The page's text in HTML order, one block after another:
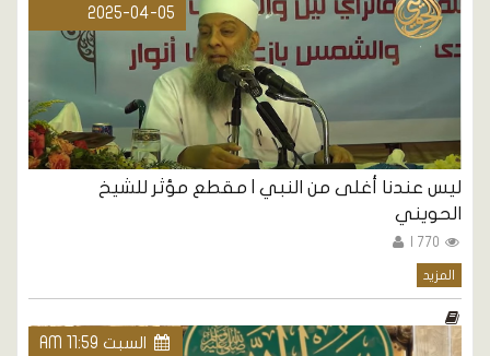
2025-04-05
ليس عندنا أغلى من النبي | مقطع مؤثر للشيخ
الحويني
المزيد
السبت AM 11:59